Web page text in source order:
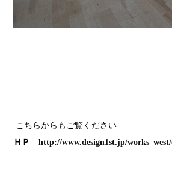
こちらからもご覧ください
ＨＰhttp://www.design1st.jp/